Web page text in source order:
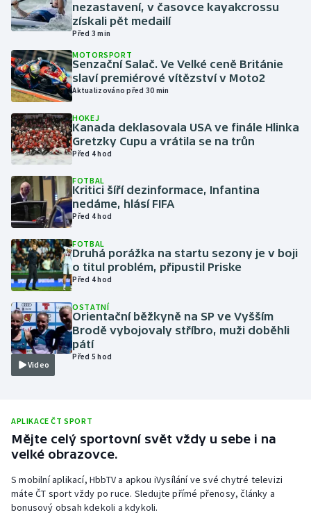
Házená
Jezdectví
Judo
Krasobruslení
Lezení
Lyže a snowboard
Moderní pětiboj
Motorsport
Olympijské hry
Parasport
Plavání
Ragby
Rychlobruslení
Rychlostní kanoistika
Short track
nezastavení, v časovce kayakcrossu
získali pět medailí
Před 3 min
MOTORSPORT
Senzační Salač. Ve Velké ceně Británie
slaví premiérové vítězství v Moto2
Aktualizováno před 30 min
HOKEJ
Kanada deklasovala USA ve finále Hlinka
Gretzky Cupu a vrátila se na trůn
Před 4 hod
FOTBAL
Kritici šíří dezinformace, Infantina
nedáme, hlásí FIFA
Před 4 hod
FOTBAL
Druhá porážka na startu sezony je v boji
o titul problém, připustil Priske
Před 4 hod
Video
OSTATNÍ
Orientační běžkyně na SP ve Vyšším
Brodě vybojovaly stříbro, muži doběhli
pátí
Před 5 hod
APLIKACE ČT SPORT
Mějte celý sportovní svět vždy u sebe i na
velké obrazovce.
S mobilní aplikací, HbbTV a apkou iVysílání ve své chytré televizi
máte ČT sport vždy po ruce. Sledujte přímé přenosy, články a
bonusový obsah kdekoli a kdykoli.